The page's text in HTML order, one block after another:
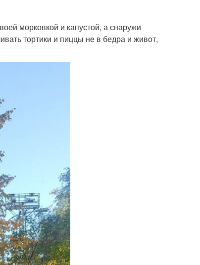
морковкой и капустой, а снаружи
тортики и пиццы не в бедра и живот,